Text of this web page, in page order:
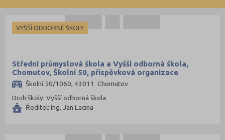
Cheb (61)
Chomutov (65)
Jablonec nad Nisou (67)
Jeseník (42)
Jičín (75)
Jihlava (94)
VYŠŠÍ ODBORNÉ ŠKOLY
Střední průmyslová škola a Vyšší odborná škola,
Chomutov, Školní 50, příspěvková organizace
Školní 50/1060, 43011 Chomutov
Druh školy: Vyšší odborná škola
Ředitel: Ing. Jan Lacina